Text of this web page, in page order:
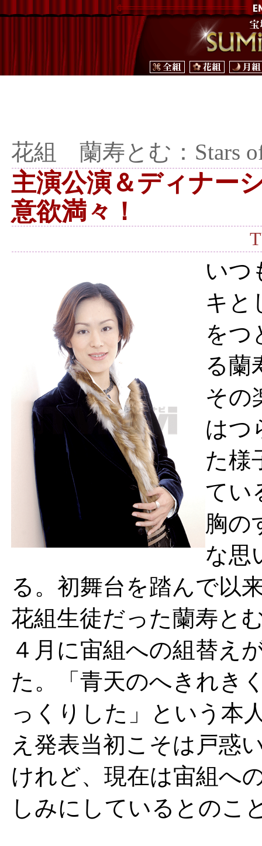
花組 蘭寿とむ：Stars
主演公演＆ディナー
意欲満々！
いつ
キと
をつ
る蘭
その
はつ
た様
てい
胸の
な思
る。初舞台を踏んで以
花組生徒だった蘭寿と
４月に宙組への組替え
た。「青天のへきれき
っくりした」という本
え発表当初こそは戸惑
けれど、現在は宙組へ
しみにしているとのこ